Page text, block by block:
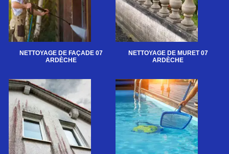
NETTOYAGE DE FAÇADE 07
ARDÈCHE
NETTOYAGE DE MURET 07
ARDÈCHE